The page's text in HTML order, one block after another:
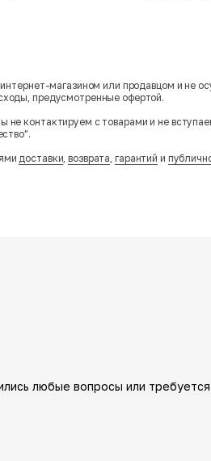
магазином или продавцом и не
предусмотренные офертой.
контактируем с товарами и не
доставки,возврата, гарантий и
любые вопросы или